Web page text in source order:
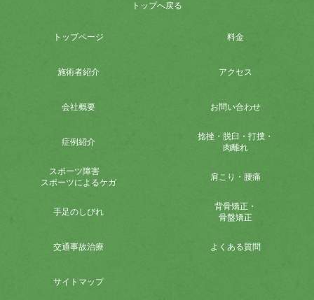
トップへ戻る
トップページ 料金
施術者紹介 アクセス
会社概要 お問い合わせ
症例紹介
捻挫・脱臼・打撲 ・
肉離れ
スポーツ障害
スポーツによるケガ
肩こり・腰痛
手足のしびれ
背骨矯正 ・
骨盤矯正
交通事故治療 よくある質問
サイトマップ